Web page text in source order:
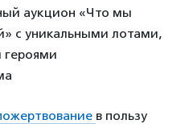
аукцион «Что мы
с уникальными лотами,
героями
в пользу